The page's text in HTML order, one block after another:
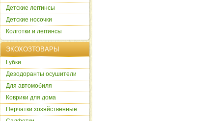
Детские леггинсы
Детские носочки
Колготки и леггинсы
ЭКОХОЗТОВАРЫ
Губки
Дезодоранты осушители
Для автомобиля
Коврики для дома
Перчатки хозяйственные